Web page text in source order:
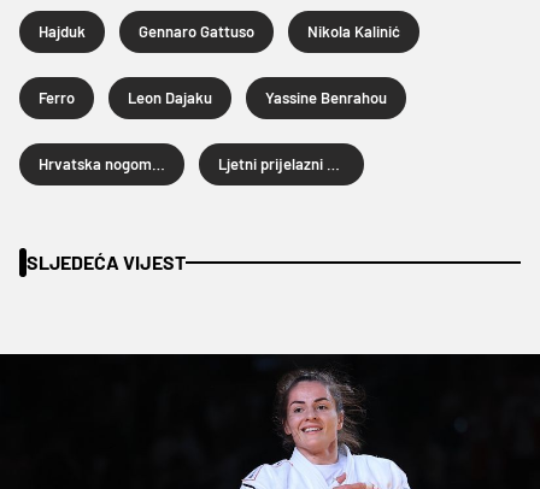
Hajduk Gennaro Gattuso Nikola Kalinić
Ferro Leon Dajaku Yassine Benrahou
SLJEDEĆA VIJEST